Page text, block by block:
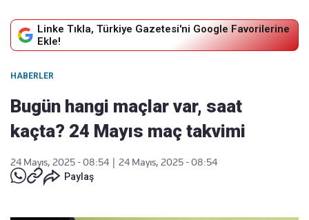
Linke Tıkla, Türkiye Gazetesi'ni Google Favorilerine
Ekle!
HABERLER
Bugün hangi maçlar var, saat
kaçta? 24 Mayıs maç takvimi
24 Mayıs, 2025 - 08:54
24 Mayıs, 2025 - 08:54
Paylaş